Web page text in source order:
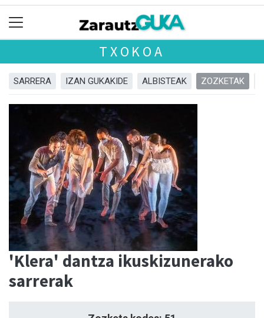
TXOKOA
SARRERA IZAN GUKAKIDE ALBISTEAK ZOZKETAK
'Klera' dantza ikuskizunerako
sarrerak